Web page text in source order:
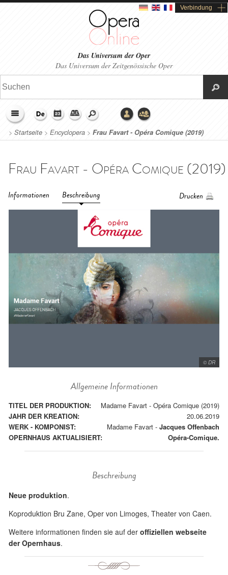
Verbindung
Das Universum der Oper
Das Universum der Zeitgenössische Oper
> Startseite > Encyclopera > Frau Favart - Opéra Comique (2019)
Informationen Beschreibung Drucken
© DR
Allgemeine Informationen
TITEL DER PRODUKTION:
Madame Favart - Opéra Comique (2019)
JAHR DER KREATION:
20.06.2019
WERK - KOMPONIST:
Madame Favart - Jacques Offenbach
OPERNHAUS AKTUALISIERT:
Opéra-Comique.
Beschreibung
Neue produktion.
Koproduktion Bru Zane, Oper von Limoges, Theater von Caen.
Weitere informationen finden sie auf der offiziellen webseite
der Opernhaus.